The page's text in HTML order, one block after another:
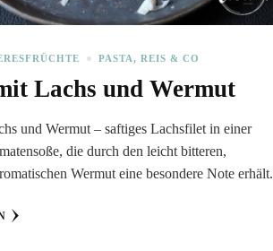
PASTA, REIS & CO
Lachs und Wermut
und Wermut – saftiges Lachsfilet in einer
die durch den leicht bitteren,
Wermut eine besondere Note erhält.